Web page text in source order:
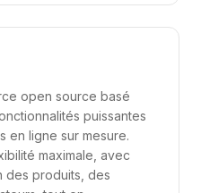
des rapports de
équipes de se
plus stratégiques, telles
ou l’amélioration de
les manipulations
open source basé
puissantes
en ligne sur mesure.
maximale, avec
des produits, des